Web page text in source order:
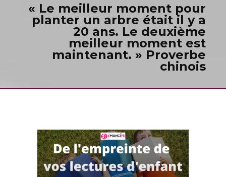
« Le meilleur moment pour
planter un arbre était il y a
20 ans. Le deuxième
meilleur moment est
maintenant. » Proverbe
chinois